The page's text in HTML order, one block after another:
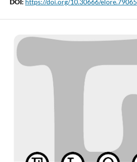
DOI: https://doi.org/10.30666/elore.79065